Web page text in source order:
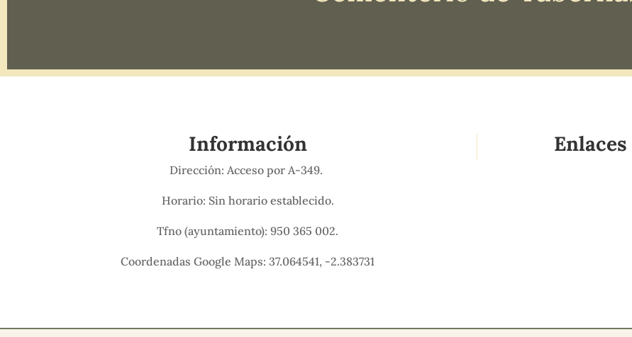
Información
Dirección: Acceso por A-349.
Horario: Sin horario establecido.
Tfno (ayuntamiento): 950 365 002.
Coordenadas Google Maps: 37.064541, -2.383731